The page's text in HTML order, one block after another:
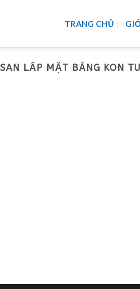
TRANG CHỦ
SAN LẤP MẶT BẰNG KON